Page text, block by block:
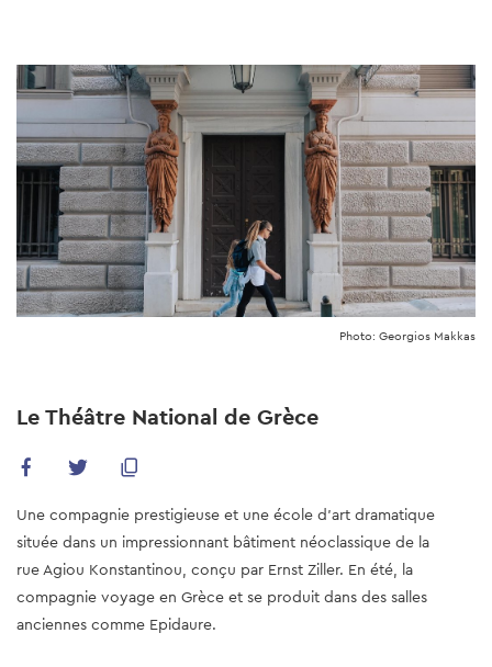
to
main
content
Photo: Georgios Makkas
Le Théâtre National de Grèce
Une compagnie prestigieuse et une école d'art dramatique
située dans un impressionnant bâtiment néoclassique de la
rue Agiou Konstantinou, conçu par Ernst Ziller. En été, la
compagnie voyage en Grèce et se produit dans des salles
anciennes comme Epidaure.